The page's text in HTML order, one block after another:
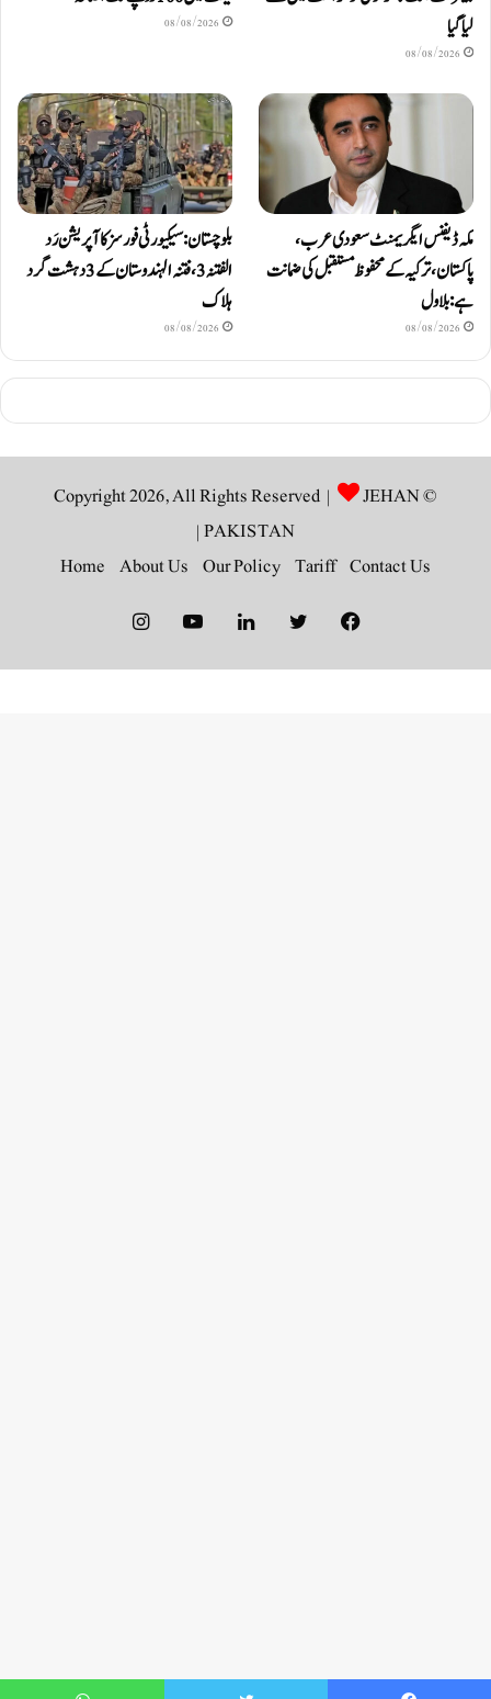
لیا گیا
08/08/2026
08/08/2026
مکہ ڈیفنس ایگریمنٹ سعودی عرب،
پاکستان، ترکیہ کے محفوظ مستقبل کی ضمانت
ہے: بلاول
08/08/2026
بلوچستان: سیکیورٹی فورسز کا آپریشن رَد
الفتنہ 3، فتنہ الہندوستان کے 3 دہشت گرد
ہلاک
08/08/2026
© Copyright 2026, All Rights Reserved |
JEHAN
PAKISTAN
|
Contact Us
Tariff
Our Policy
About Us
Home
Facebook
Twitter
LinkedIn
YouTube
Instagram